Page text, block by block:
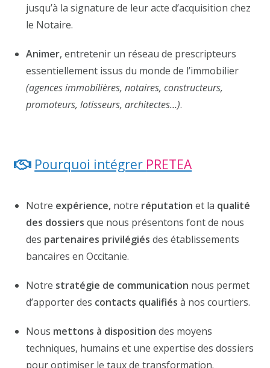
jusqu’à la signature de leur acte d’acquisition chez
le Notaire.
Animer, entretenir un réseau de prescripteurs
essentiellement issus du monde de l’immobilier
(agences immobilières, notaires, constructeurs,
promoteurs, lotisseurs, architectes…).
Pourquoi intégrer PRETEA
Notre expérience, notre réputation et la qualité
des dossiers que nous présentons font de nous
des partenaires privilégiés des établissements
bancaires en Occitanie.
Notre stratégie de communication nous permet
d’apporter des contacts qualifiés à nos courtiers.
Nous mettons à disposition des moyens
techniques, humains et une expertise des dossiers
pour optimiser le taux de transformation.